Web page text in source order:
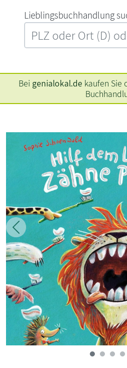
L‍i‍e‍b‍l‍i‍n‍g‍s‍b‍u‍c‍h‍h‍a‍n‍d‍l‍u‍n‍g‍
Bei genialokal.de kaufen Sie
Zurück